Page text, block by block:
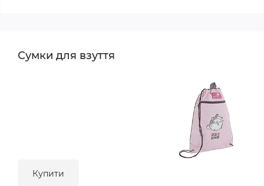
Сумки для взуття
Купити